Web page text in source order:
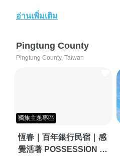
อ่านเพิ่มเติม
Pingtung County
Pingtung County, Taiwan
獨旅主題專區
恆春｜百年銀行民宿｜感
覺活著 POSSESSION |